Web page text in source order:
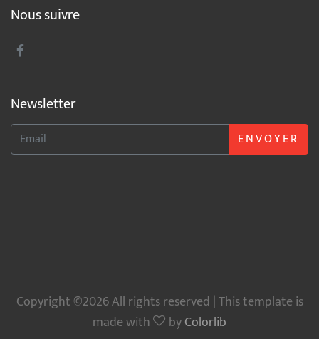
Nous suivre
Newsletter
ENVOYER
Copyright ©2026 All rights reserved | This template is
made with
byColorlib